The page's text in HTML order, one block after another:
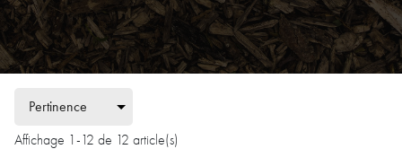
Affichage 1-12 de 12 article(s)